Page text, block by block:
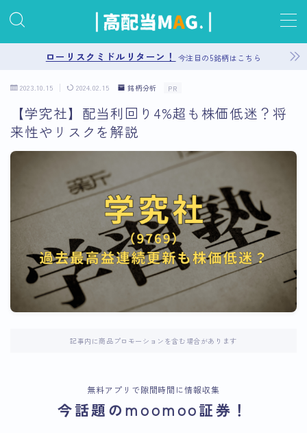
お問い合わせ
プライバシーポリシー
サイトマップ
ローリスクミドルリターン！ 今注目の5銘柄はこちら
2023.10.15 2024.02.15 銘柄分析 PR
【学究社】配当利回り4%超も株価低迷？将
来性やリスクを解説
記事内に商品プロモーションを含む場合があります
無料アプリで隙間時間に情報収集
今話題のmoomoo証券！